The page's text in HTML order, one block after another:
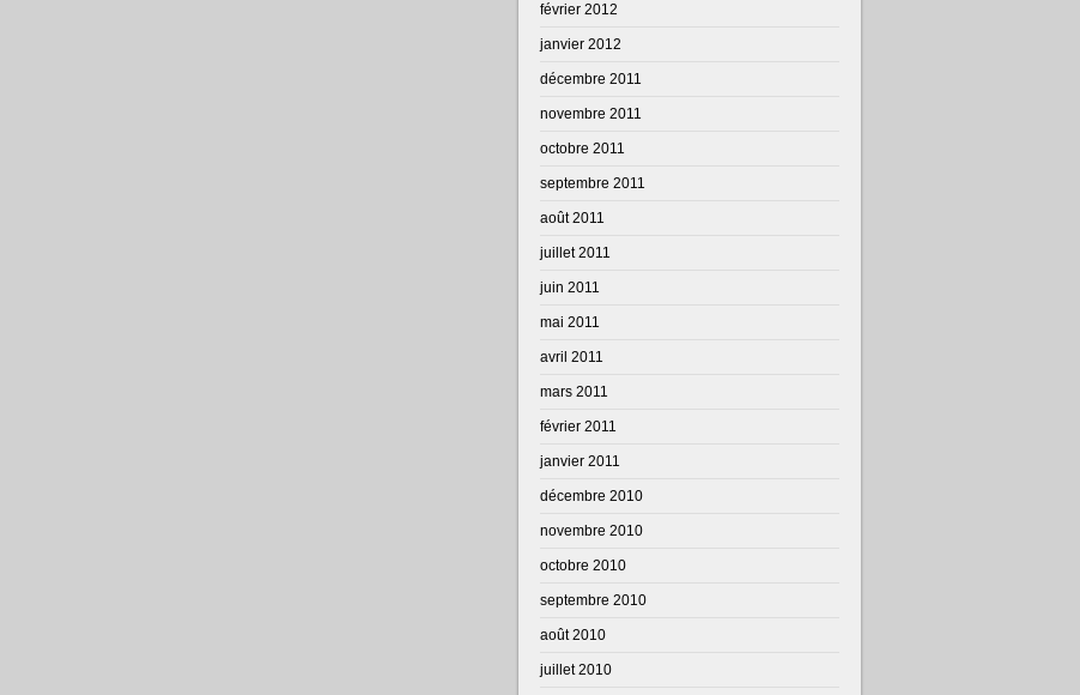
février 2012
janvier 2012
décembre 2011
novembre 2011
octobre 2011
septembre 2011
août 2011
juillet 2011
juin 2011
mai 2011
avril 2011
mars 2011
février 2011
janvier 2011
décembre 2010
novembre 2010
octobre 2010
septembre 2010
août 2010
juillet 2010